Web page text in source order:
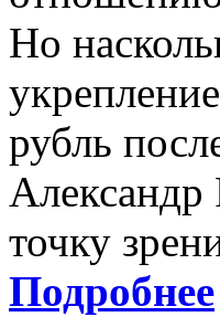
Но
рубль
Александр
точку
Подробнее